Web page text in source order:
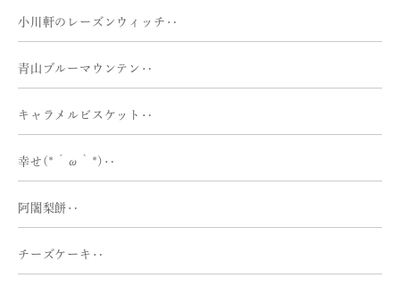
小川軒のレーズンウィッチ‥
青山ブルーマウンテン‥
キャラメルビスケット‥
幸せ(*´ω｀*)‥
阿闍梨餅‥
チーズケーキ‥